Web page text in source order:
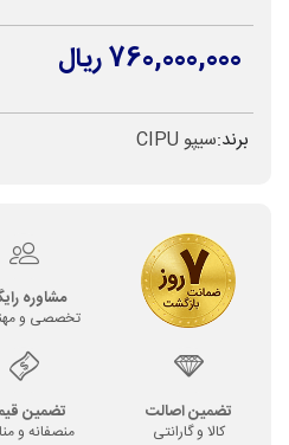
760,000,000 ریال
برند:سیپو CIPU
مشاوره
تخصصی و
تضمین اصالت
کالا و گارانتی
تضمین
منصفانه و